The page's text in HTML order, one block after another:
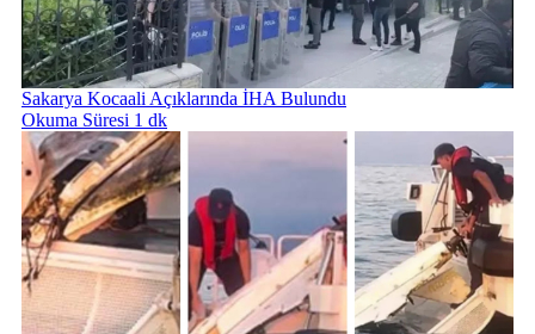
Sakarya Kocaali Açıklarında İHA Bulundu
Okuma Süresi 1 dk